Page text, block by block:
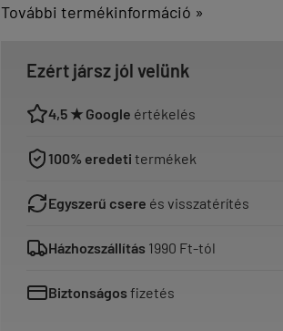
További termékinformáció »
Ezért jársz jól velünk
4,5 ★ Google értékelés
100% eredeti termékek
Egyszerű csere és visszatérítés
Házhozszállítás 1990 Ft-tól
Biztonságosfizetés